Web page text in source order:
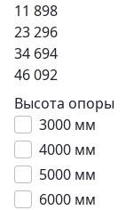
11 898
23 296
34 694
46 092
Высота опоры
3000 мм
4000 мм
5000 мм
6000 мм